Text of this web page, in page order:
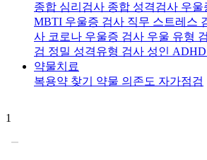
종합 심리검사 종합 성격검사 우울
MBTI 우울증 검사 직무 스트레스
사 코로나 우울증 검사 우울 유형
검 정밀 성격유형 검사 성인
약물치료
복용약 찾기 약물 의존도 자가점검
1